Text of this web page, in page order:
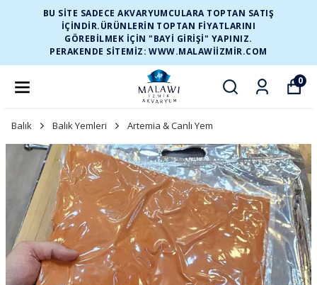
BU SİTE SADECE AKVARYUMCULARA TOPTAN SATIŞ
İÇİNDİR.ÜRÜNLERİN TOPTAN FİYATLARINI
GÖREBİLMEK İÇİN "BAYİ GİRİŞİ" YAPINIZ.
PERAKENDE SİTEMİZ: WWW.MALAWIIZMIR.COM
0
Balık Balık Yemleri Artemia & Canlı Yem